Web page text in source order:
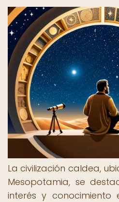
La civilización caldea,
Mesopotamia, se
interés y